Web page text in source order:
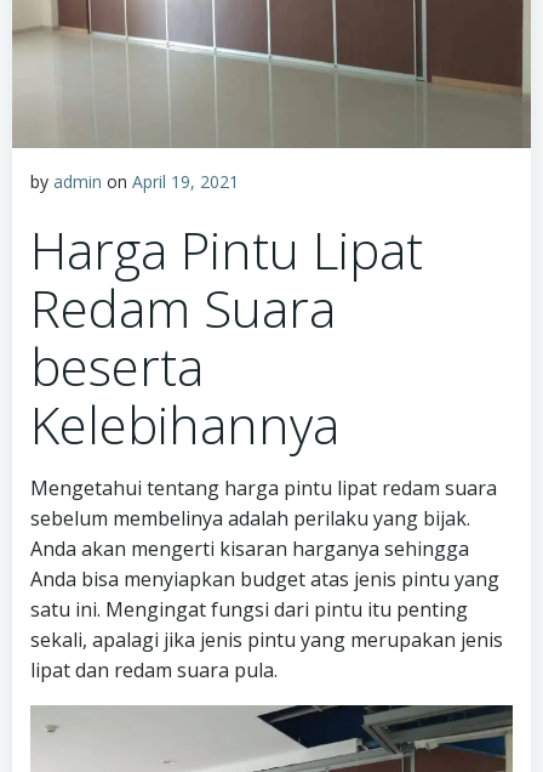
by admin on April 19, 2021
Harga Pintu Lipat
Redam Suara
beserta
Kelebihannya
Mengetahui tentang harga pintu lipat redam suara
sebelum membelinya adalah perilaku yang bijak.
Anda akan mengerti kisaran harganya sehingga
Anda bisa menyiapkan budget atas jenis pintu yang
satu ini. Mengingat fungsi dari pintu itu penting
sekali, apalagi jika jenis pintu yang merupakan jenis
lipat dan redam suara pula.